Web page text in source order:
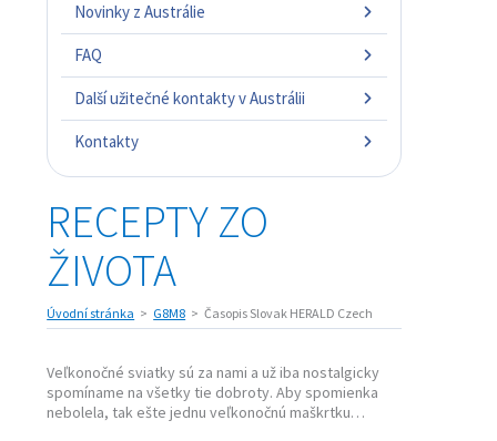
Novinky z Austrálie
FAQ
Další užitečné kontakty v Austrálii
Kontakty
RECEPTY ZO
ŽIVOTA
Úvodní stránka G8M8 Časopis Slovak HERALD Czech
Veľkonočné sviatky sú za nami a už iba nostalgicky
spomíname na všetky tie dobroty. Aby spomienka
nebolela, tak ešte jednu veľkonočnú maškrtku…